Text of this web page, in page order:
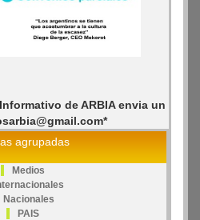
de ARBIA envia un
agrupadas
Medios
Nacionales
PAIS